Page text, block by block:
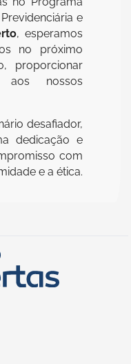
e
, esperamos
no próximo
proporcionar
nossos
desafiador,
dedicação e
com
e a ética.